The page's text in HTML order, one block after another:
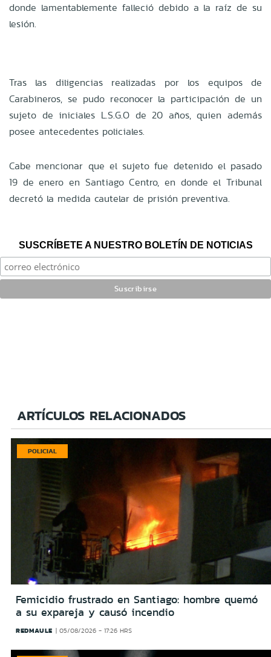
donde lamentablemente falleció debido a la raíz de su
lesión.
Tras las diligencias realizadas por los equipos de
Carabineros, se pudo reconocer la participación de un
sujeto de iniciales L.S.G.O de 20 años, quien además
posee antecedentes policiales.
Cabe mencionar que el sujeto fue detenido el pasado
19 de enero en Santiago Centro, en donde el Tribunal
decretó la medida cautelar de prisión preventiva.
SUSCRÍBETE A NUESTRO BOLETÍN DE NOTICIAS
ARTÍCULOS RELACIONADOS
POLICIAL
Femicidio frustrado en Santiago: hombre quemó
a su expareja y causó incendio
REDMAULE 05/08/2026 - 17:26 HRS